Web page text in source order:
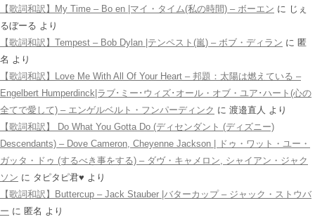
【歌詞和訳】My Time – Bo en |マイ・タイム(私の時間) – ボーエン に じぇ
るぼーる より
【歌詞和訳】Tempest – Bob Dylan |テンペスト(嵐) – ボブ・ディラン に 匿
名 より
【歌詞和訳】Love Me With All Of Your Heart – 邦題：太陽は燃えている –
Engelbert Humperdinck|ラブ･ミー･ウィズ･オール・オブ・ユア･ハート(心の
全てで愛して) – エンゲルベルト・フンパーディンク に 渡邉直人 より
【歌詞和訳】 Do What You Gotta Do (ディセンダント (ディズニー)
Descendants) – Dove Cameron, Cheyenne Jackson | ドゥ・ワット・ユー・
ガッタ・ドゥ (するべき事をする) – ダヴ・キャメロン, シャイアン・ジャク
ソン に タピタピ君♥️ より
【歌詞和訳】Buttercup – Jack Stauber |バターカップ – ジャック・ストウバ
ー に 匿名 より